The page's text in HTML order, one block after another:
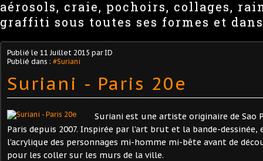
aérosols, craie, pochoirs, collages,
graffiti sous toutes ses formes et
Publié le 11 Juillet 2015 par ID
Publié dans : #Suriani
Suriani - Paris 20e
Suriani est une artiste originaire de Sao
Paris depuis 2007. Inspirée par l'art brut et la bande-
l'acrylique des personnages mi-homme mi-bête avant de
pour les coller sur les murs de la ville.